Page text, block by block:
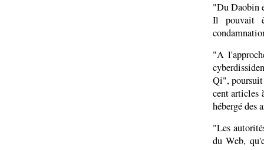
"Du Daobin
Il pouvait
"A
Qi", poursuit
cent articles
hébergé des
"Les
du Web,